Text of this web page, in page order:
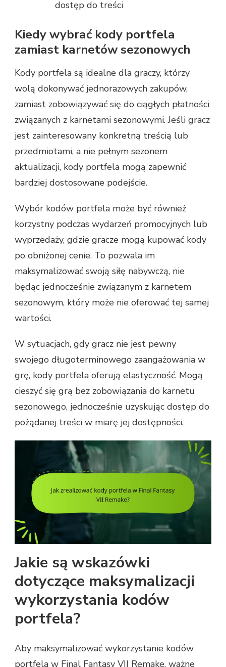
dostęp do treści
Kiedy wybrać kody portfela
zamiast karnetów sezonowych
Kody portfela są idealne dla graczy, którzy
wolą dokonywać jednorazowych zakupów,
zamiast zobowiązywać się do ciągłych płatności
związanych z karnetami sezonowymi. Jeśli gracz
jest zainteresowany konkretną treścią lub
przedmiotami, a nie pełnym sezonem
aktualizacji, kody portfela mogą zapewnić
bardziej dostosowane podejście.
Wybór kodów portfela może być również
korzystny podczas wydarzeń promocyjnych lub
wyprzedaży, gdzie gracze mogą kupować kody
po obniżonej cenie. To pozwala im
maksymalizować swoją siłę nabywczą, nie
będąc jednocześnie związanym z karnetem
sezonowym, który może nie oferować tej samej
wartości.
W sytuacjach, gdy gracz nie jest pewny
swojego długoterminowego zaangażowania w
grę, kody portfela oferują elastyczność. Mogą
cieszyć się grą bez zobowiązania do karnetu
sezonowego, jednocześnie uzyskując dostęp do
pożądanej treści w miarę jej dostępności.
Jakie są wskazówki
dotyczące maksymalizacji
wykorzystania kodów
portfela?
Aby maksymalizować wykorzystanie kodów
portfela w Final Fantasy VII Remake, ważne